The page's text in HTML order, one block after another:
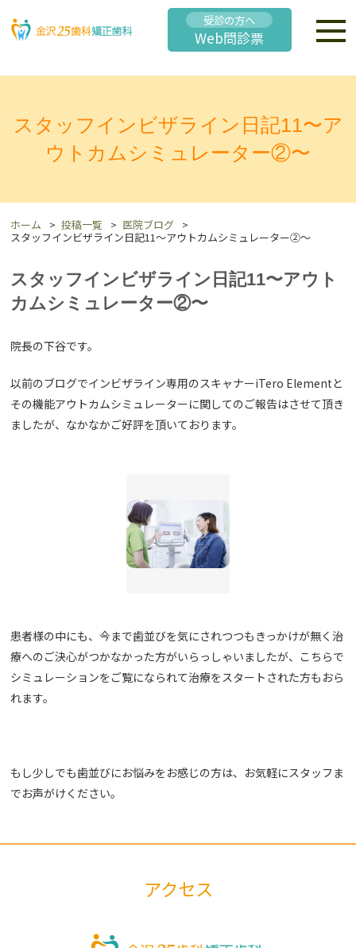
受診の方へ
Web問診票
スタッフインビザライン日記11〜ア
ウトカムシミュレーター②〜
ホーム 投稿一覧
医院ブログ
スタッフインビザライン日記11〜アウトカムシミュレーター②〜
スタッフインビザライン日記11〜アウト
カムシミュレーター②〜
院長の下谷です。
以前のブログでインビザライン専用のスキャナーiTero Elementと
その機能アウトカムシミュレーターに関してのご報告はさせて頂き
ましたが、なかなかご好評を頂いております。
患者様の中にも、今まで歯並びを気にされつつもきっかけが無く治
療へのご決心がつかなかった方がいらっしゃいましたが、こちらで
シミュレーションをご覧になられて治療をスタートされた方もおら
れます。
もし少しでも歯並びにお悩みをお感じの方は、お気軽にスタッフま
でお声がけください。
アクセス